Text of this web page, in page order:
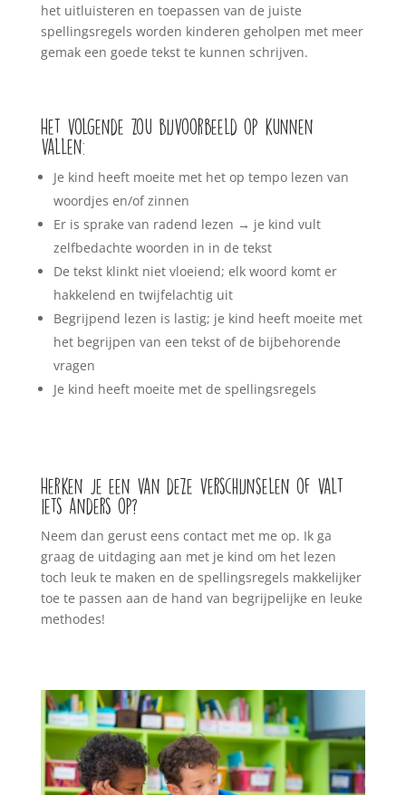
het uitluisteren en toepassen van de juiste
spellingsregels worden kinderen geholpen met meer
gemak een goede tekst te kunnen schrijven.
Het volgende zou bijvoorbeeld op kunnen
vallen:
Je kind heeft moeite met het op tempo lezen van
woordjes en/of zinnen
Er is sprake van radend lezen → je kind vult
zelfbedachte woorden in in de tekst
De tekst klinkt niet vloeiend; elk woord komt er
hakkelend en twijfelachtig uit
Begrijpend lezen is lastig; je kind heeft moeite met
het begrijpen van een tekst of de bijbehorende
vragen
Je kind heeft moeite met de spellingsregels
Herken je een van deze verschijnselen of valt
iets anders op?
Neem dan gerust eens contact met me op. Ik ga
graag de uitdaging aan met je kind om het lezen
toch leuk te maken en de spellingsregels makkelijker
toe te passen aan de hand van begrijpelijke en leuke
methodes!